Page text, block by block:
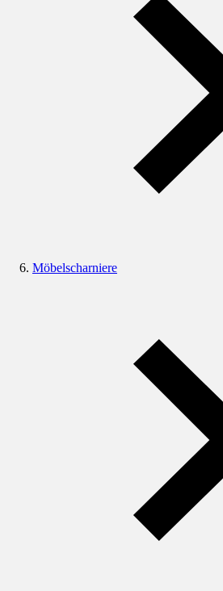
Möbelscharniere